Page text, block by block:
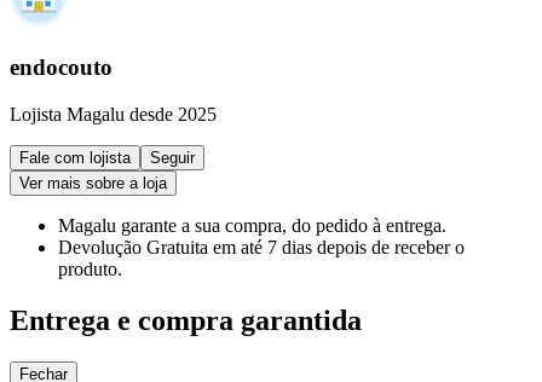
endocouto
Lojista Magalu desde 2025
Fale com lojista
Seguir
Ver mais sobre a loja
Magalu garante a sua compra, do pedido à entrega.
Devolução Gratuita em até 7 dias depois de receber o
produto.
Entrega e compra garantida
Fechar